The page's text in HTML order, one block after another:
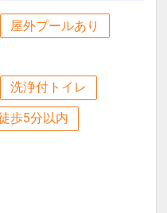
屋外プールあり
洗浄付トイレ
歩5分以内